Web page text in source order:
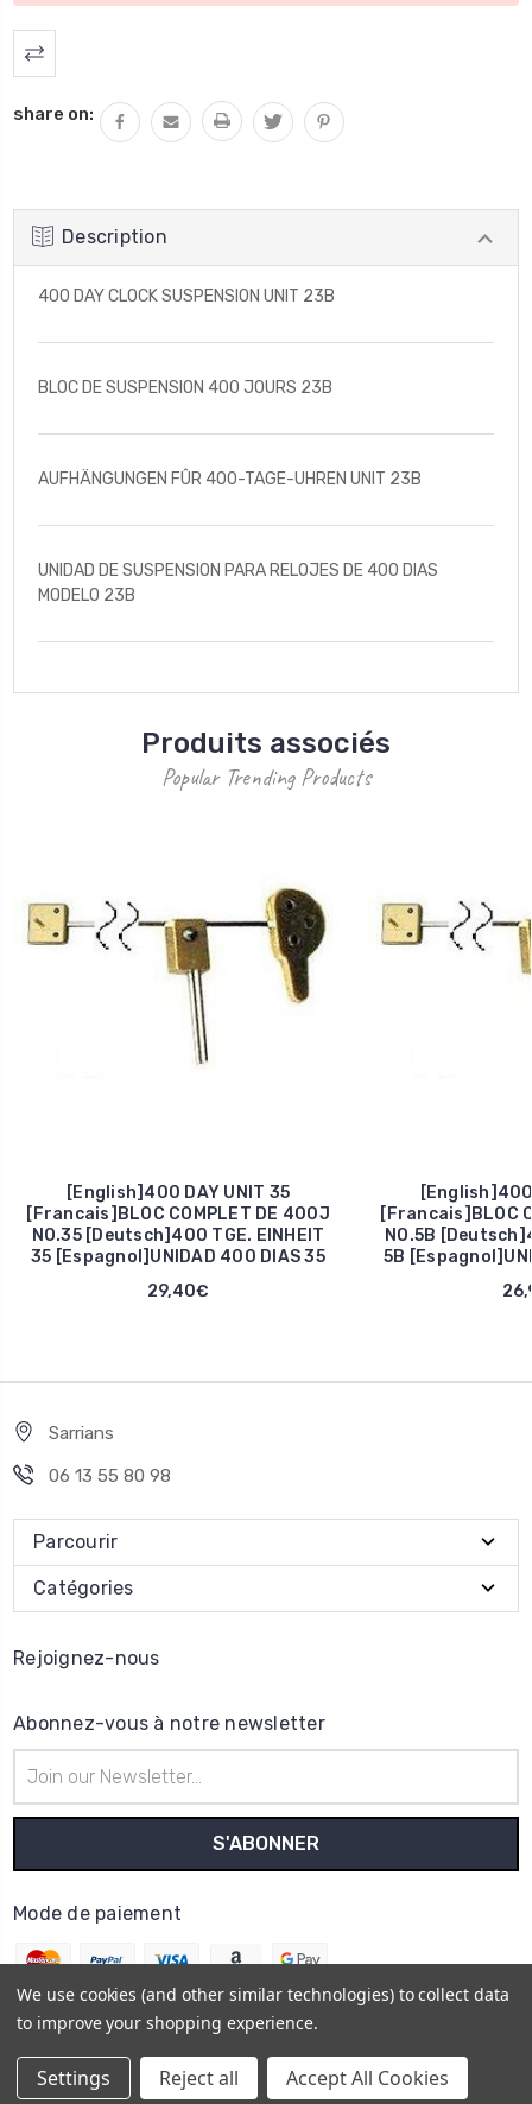
share on:
Description
400 DAY CLOCK SUSPENSION UNIT 23B
BLOC DE SUSPENSION 400 JOURS 23B
AUFHÄNGUNGEN FÛR 400-TAGE-UHREN UNIT 23B
UNIDAD DE SUSPENSION PARA RELOJES DE 400 DIAS
MODELO 23B
Produits associés
Popular Trending Products
[English]400 DAY UNIT 35
[Francais]BLOC COMPLET DE 400J
NO.35 [Deutsch]400 TGE. EINHEIT
35 [Espagnol]UNIDAD 400 DIAS 35
29,40€
[English]400
[Francais]BLOC
NO.5B
5B
Sarrians
06 13 55 80 98
Parcourir
Catégories
Rejoignez-nous
Abonnez-vous à notre newsletter
e-
mail
Mode de paiement
Plan du site
We use cookies (and other similar technologies) to collect data
to improve your shopping experience.
Settings Reject all Accept All Cookies